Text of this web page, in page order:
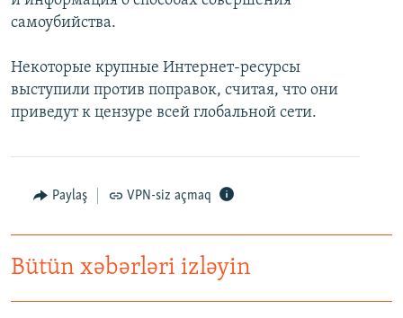
самоубийства.
Некоторые крупные Интернет-ресурсы
выступили против поправок, считая, что они
приведут к цензуре всей глобальной сети.
Paylaş VPN-siz açmaq
Bütün xəbərləri izləyin